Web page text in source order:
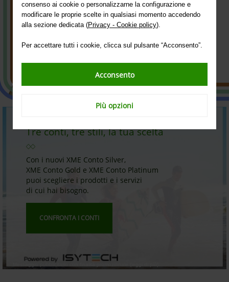
consenso ai cookie o personalizzarne la configurazione e
modificare le proprie scelte in qualsiasi momento accedendo
alla sezione dedicata (Privacy - Cookie policy).
Per accettare tutti i cookie, clicca sul pulsante “Acconsento”.
Acconsento
Più opzioni
Scopri isybank
Tre conti, tre stili, la tua scelta
Con i nuovi XME Conto Silver,
XME Conto Gold e XME Conto Platinum
puoi scegliere i prodotti e i servizi
di cui hai bisogno.
CONFRONTA I CONTI